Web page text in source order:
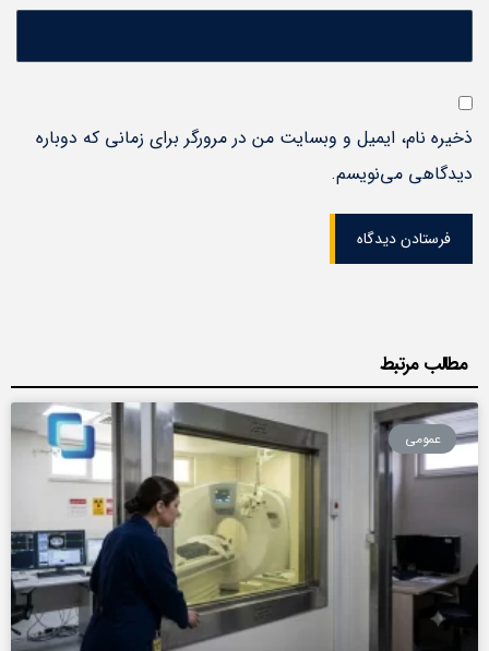
ذخیره نام، ایمیل و وبسایت من در مرورگر برای زمانی که دوباره
دیدگاهی می‌نویسم.
فرستادن دیدگاه
مطالب مرتبط
عمومی